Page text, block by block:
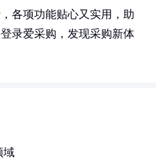
各项功能贴心又实用，助
录爱采购，发现采购新体
域